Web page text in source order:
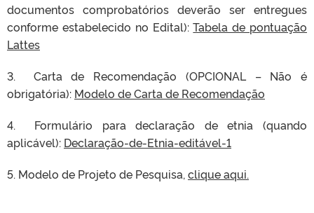
documentos comprobatórios deverão ser entregues
conforme estabelecido no Edital):Tabela de pontuação
Lattes
3. Carta de Recomendação (OPCIONAL – Não é
obrigatória): Modelo de Carta de Recomendação
4. Formulário para declaração de etnia (quando
aplicável): Declaração-de-Etnia-editável-1
5. Modelo de Projeto de Pesquisa, clique aqui.